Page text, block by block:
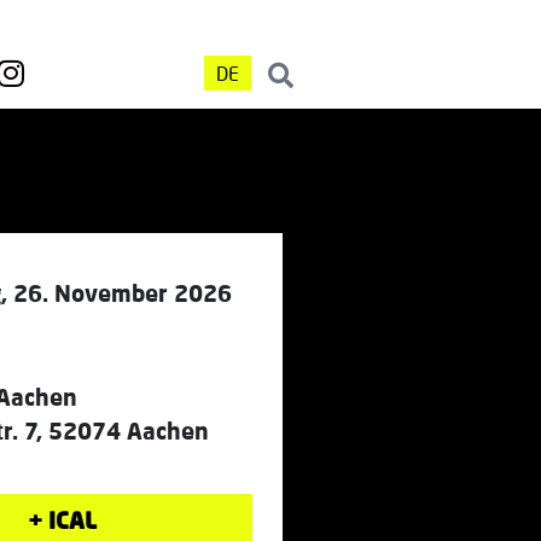
DE
26. November 2026
7, 52074 Aachen
+ ICAL